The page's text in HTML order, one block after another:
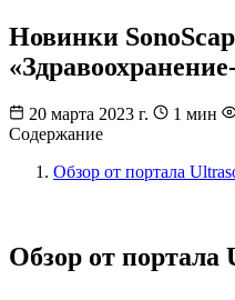
Новинки
20 марта 2023 г. 1 мин
Содержание
Обзор от портала
Обзор от портала